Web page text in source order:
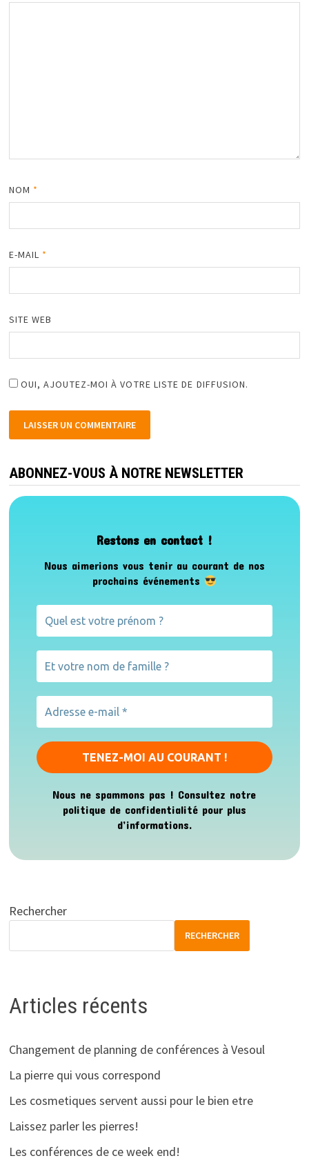
NOM *
E-MAIL *
SITE WEB
OUI, AJOUTEZ-MOI À VOTRE LISTE DE DIFFUSION.
ABONNEZ-VOUS À NOTRE NEWSLETTER
Restons en contact !
Nous aimerions vous tenir au courant de nos
prochains événements
Nous ne spammons pas ! Consultez notre
politique de confidentialitépour plus
d’informations.
Rechercher
RECHERCHER
Articles récents
Changement de planning de conférences à Vesoul
La pierre qui vous correspond
Les cosmetiques servent aussi pour le bien etre
Laissez parler les pierres!
Les conférences de ce week end!